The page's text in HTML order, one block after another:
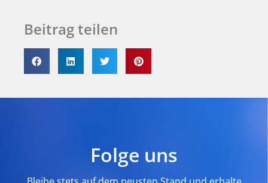
Beitrag teilen
Folge uns